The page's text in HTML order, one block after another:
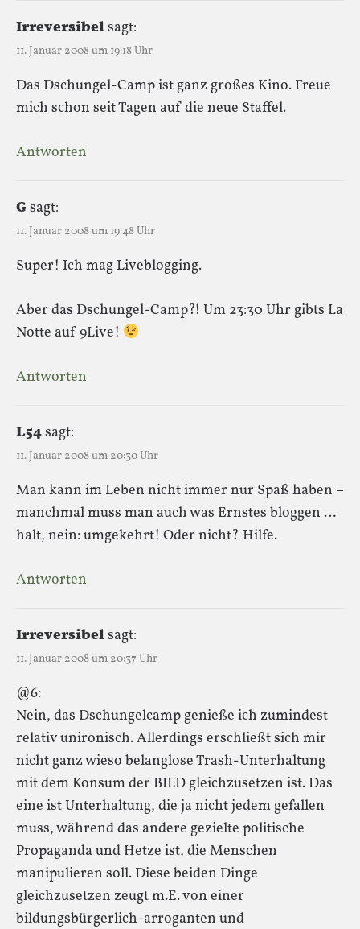
Irreversibelsagt:
11. Januar 2008 um 19:18 Uhr
Das Dschungel-Camp ist ganz großes Kino. Freue
mich schon seit Tagen auf die neue Staffel.
Antworten
G sagt:
11. Januar 2008 um 19:48 Uhr
Super! Ich mag Liveblogging.
Aber das Dschungel-Camp?! Um 23:30 Uhr gibts La
Notte auf 9Live!
Antworten
L54sagt:
11. Januar 2008 um 20:30 Uhr
Man kann im Leben nicht immer nur Spaß haben –
manchmal muss man auch was Ernstes bloggen …
halt, nein: umgekehrt! Oder nicht? Hilfe.
Antworten
Irreversibelsagt:
11. Januar 2008 um 20:37 Uhr
@6:
Nein, das Dschungelcamp genieße ich zumindest
relativ unironisch. Allerdings erschließt sich mir
nicht ganz wieso belanglose Trash-Unterhaltung
mit dem Konsum der BILD gleichzusetzen ist. Das
eine ist Unterhaltung, die ja nicht jedem gefallen
muss, während das andere gezielte politische
Propaganda und Hetze ist, die Menschen
manipulieren soll. Diese beiden Dinge
gleichzusetzen zeugt m.E. von einer
bildungsbürgerlich-arroganten und